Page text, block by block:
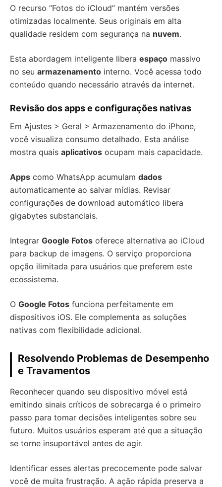
O recurso “Fotos do iCloud” mantém versões
otimizadas localmente. Seus originais em alta
qualidade residem com segurança na nuvem.
Esta abordagem inteligente libera espaço massivo
no seu armazenamento interno. Você acessa todo
conteúdo quando necessário através da internet.
Revisão dos apps e configurações nativas
Em Ajustes > Geral > Armazenamento do iPhone,
você visualiza consumo detalhado. Esta análise
mostra quais aplicativos ocupam mais capacidade.
Apps como WhatsApp acumulam dados
automaticamente ao salvar mídias. Revisar
configurações de download automático libera
gigabytes substanciais.
Integrar Google Fotos oferece alternativa ao iCloud
para backup de imagens. O serviço proporciona
opção ilimitada para usuários que preferem este
ecossistema.
O Google Fotos funciona perfeitamente em
dispositivos iOS. Ele complementa as soluções
nativas com flexibilidade adicional.
Resolvendo Problemas de Desempenho
e Travamentos
Reconhecer quando seu dispositivo móvel está
emitindo sinais críticos de sobrecarga é o primeiro
passo para tomar decisões inteligentes sobre seu
futuro. Muitos usuários esperam até que a situação
se torne insuportável antes de agir.
Identificar esses alertas precocemente pode salvar
você de muita frustração. A ação rápida preserva a